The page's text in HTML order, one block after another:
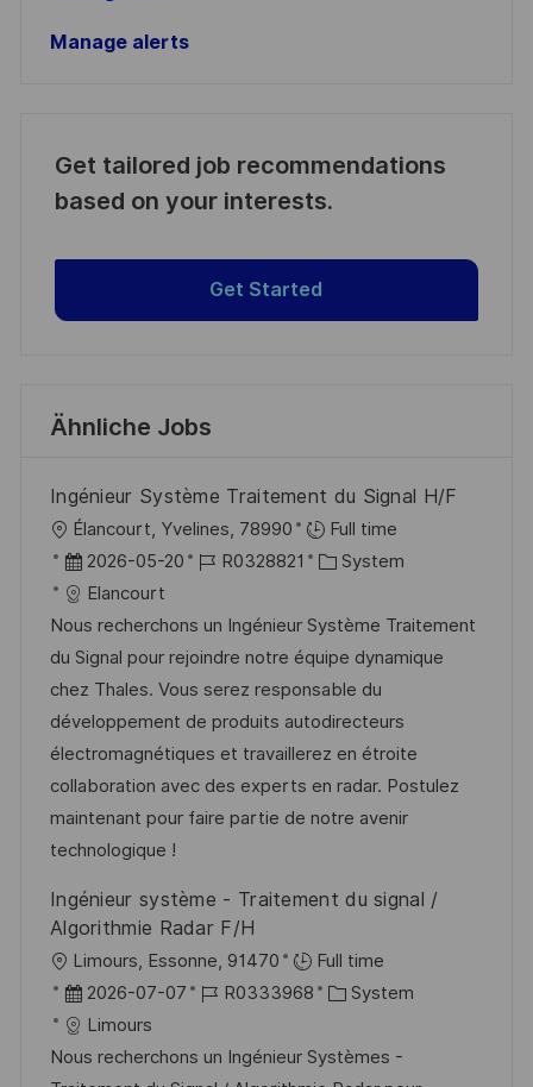
Manage alerts
Get tailored job recommendations
based on your interests.
Get Started
Ähnliche Jobs
Ingénieur Système Traitement du Signal H/F
O
r
t
Élancourt, Yvelines, 78990
Full time
D
a
t
u
m
d
e
r
V
e
ö
e
n
2026-05-20
J
b
-
I
D
R0328821
K
t
e
g
o
r
i
e
System
Elancourt
Nous recherchons un Ingénieur Système Traitement
du Signal pour rejoindre notre équipe dynamique
chez Thales. Vous serez responsable du
développement de produits autodirecteurs
électromagnétiques et travaillerez en étroite
collaboration avec des experts en radar. Postulez
maintenant pour faire partie de notre avenir
technologique !
Ingénieur système - Traitement du signal /
Algorithmie Radar F/H
O
r
t
Limours, Essonne, 91470
Full time
D
a
t
2026-07-07
J
b
R0333968
K
t
System
Limours
Nous recherchons un Ingénieur Systèmes -